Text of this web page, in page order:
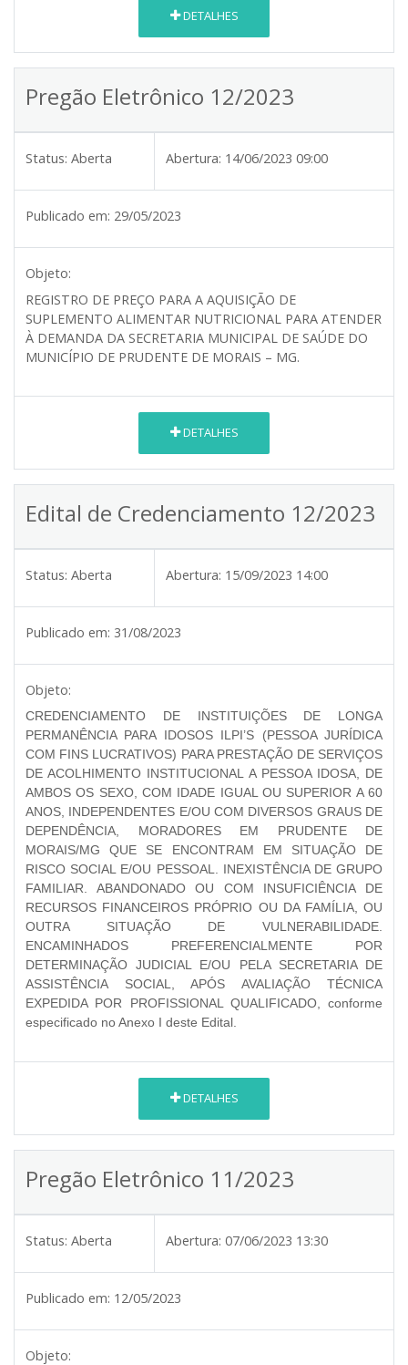
DETALHES
Pregão Eletrônico 12/2023
Status: Aberta Abertura: 14/06/2023 09:00
Publicado em: 29/05/2023
Objeto:
REGISTRO DE PREÇO PARA A AQUISIÇÃO DE
SUPLEMENTO ALIMENTAR NUTRICIONAL PARA ATENDER
À DEMANDA DA SECRETARIA MUNICIPAL DE SAÚDE DO
MUNICÍPIO DE PRUDENTE DE MORAIS – MG.
DETALHES
Edital de Credenciamento 12/2023
Status: Aberta Abertura: 15/09/2023 14:00
Publicado em: 31/08/2023
Objeto:
CREDENCIAMENTO DE INSTITUIÇÕES DE LONGA
PERMANÊNCIA PARA IDOSOS ILPI’S (PESSOA JURÍDICA
COM FINS LUCRATIVOS) PARA PRESTAÇÃO DE SERVIÇOS
DE ACOLHIMENTO INSTITUCIONAL A PESSOA IDOSA, DE
AMBOS OS SEXO, COM IDADE IGUAL OU SUPERIOR A 60
ANOS, INDEPENDENTES E/OU COM DIVERSOS GRAUS DE
DEPENDÊNCIA, MORADORES EM PRUDENTE DE
MORAIS/MG QUE SE ENCONTRAM EM SITUAÇÃO DE
RISCO SOCIAL E/OU PESSOAL. INEXISTÊNCIA DE GRUPO
FAMILIAR. ABANDONADO OU COM INSUFICIÊNCIA DE
RECURSOS FINANCEIROS PRÓPRIO OU DA FAMÍLIA, OU
OUTRA SITUAÇÃO DE VULNERABILIDADE.
ENCAMINHADOS PREFERENCIALMENTE POR
DETERMINAÇÃO JUDICIAL E/OU PELA SECRETARIA DE
ASSISTÊNCIA SOCIAL, APÓS AVALIAÇÃO TÉCNICA
EXPEDIDA POR PROFISSIONAL QUALIFICADO, conforme
especificado no Anexo I deste Edital.
DETALHES
Pregão Eletrônico 11/2023
Status: Aberta Abertura: 07/06/2023 13:30
Publicado em: 12/05/2023
Objeto: